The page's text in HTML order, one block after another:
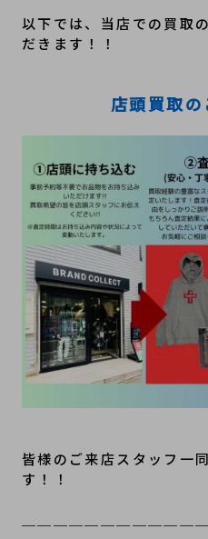
以下では、当店での買取
だきます！！
店頭買取
皆様のご来店スタッフ一
す！！